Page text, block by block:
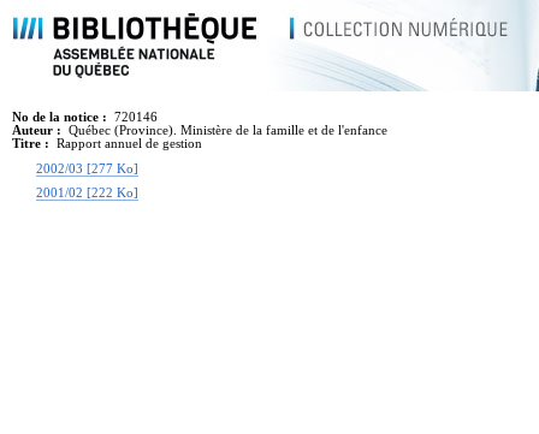
No de la notice :
720146
Auteur :
Québec (Province). Ministère de la famille et de l'enfance
Titre :
Rapport annuel de gestion
2002/03 [277 Ko]
2001/02 [222 Ko]